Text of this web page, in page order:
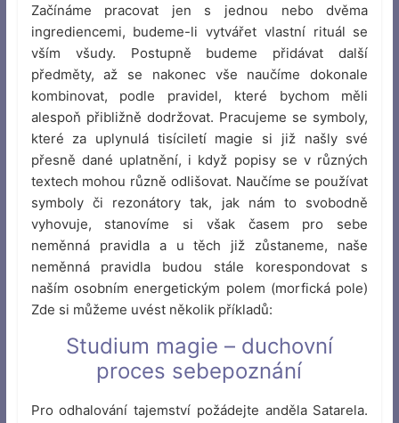
Začínáme pracovat jen s jednou nebo dvěma
ingrediencemi, budeme-li vytvářet vlastní rituál se
vším všudy. Postupně budeme přidávat další
předměty, až se nakonec vše naučíme dokonale
kombinovat, podle pravidel, které bychom měli
alespoň přibližně dodržovat. Pracujeme se symboly,
které za uplynulá tisíciletí magie si již našly své
přesně dané uplatnění, i když popisy se v různých
textech mohou různě odlišovat. Naučíme se používat
symboly či rezonátory tak, jak nám to svobodně
vyhovuje, stanovíme si však časem pro sebe
neměnná pravidla a u těch již zůstaneme, naše
neměnná pravidla budou stále korespondovat s
naším osobním energetickým polem (morfická pole)
Zde si můžeme uvést několik příkladů:
Studium magie – duchovní
proces sebepoznání
Pro odhalování tajemství požádejte anděla Satarela.